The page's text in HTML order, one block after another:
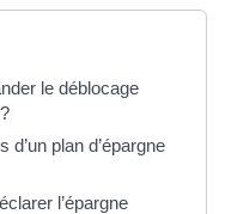
le déblocage
plan d’épargne
l’épargne